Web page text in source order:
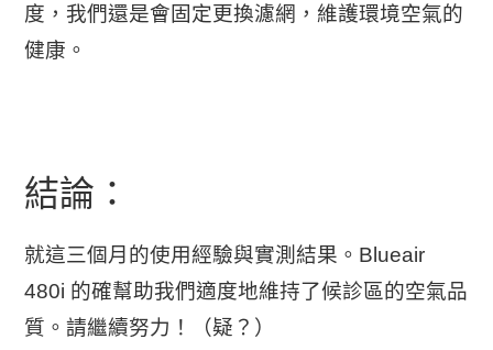
度，我們還是會固定更換濾網，維護環境空氣的
健康。
結論：
就這三個月的使用經驗與實測結果。Blueair
480i 的確幫助我們適度地維持了候診區的空氣品
質。請繼續努力！（疑？）